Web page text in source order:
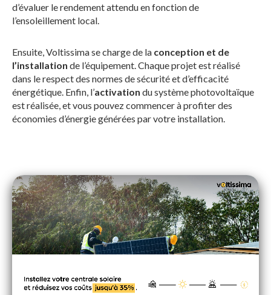
d’évaluer le rendement attendu en fonction de
l’ensoleillement local.
Ensuite, Voltissima se charge de la conception et de
l’installation de l’équipement. Chaque projet est réalisé
dans le respect des normes de sécurité et d’efficacité
énergétique. Enfin, l’activation du système photovoltaïque
est réalisée, et vous pouvez commencer à profiter des
économies d’énergie générées par votre installation.